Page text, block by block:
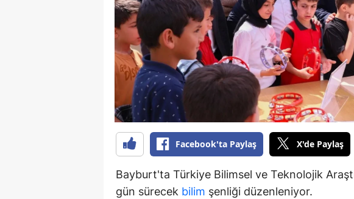
Bilecik
Bingöl
Bitlis
Bolu
Burdur
Bursa
Çankırı
Facebook'ta Paylaş X'de Paylaş
Bayburt'ta Türkiye Bilimsel ve Teknolojik
gün sürecek bilim şenliği düzenleniyor.